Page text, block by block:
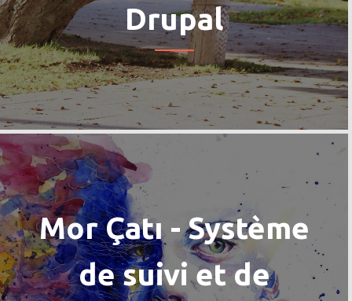
Drupal
Mor Çatı - Système
de suivi et de